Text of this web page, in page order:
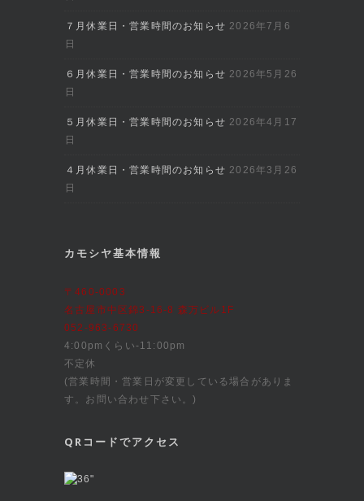
７月休業日・営業時間のお知らせ 2026年7月6
日
６月休業日・営業時間のお知らせ 2026年5月26
日
５月休業日・営業時間のお知らせ 2026年4月17
日
４月休業日・営業時間のお知らせ 2026年3月26
日
カモシヤ基本情報
〒460-0003
名古屋市中区錦3-16-8 森万ビル1F
052-963-6730
4:00pmくらい-11:00pm
不定休
(営業時間・営業日が変更している場合がありま
す。お問い合わせ下さい。)
QRコードでアクセス